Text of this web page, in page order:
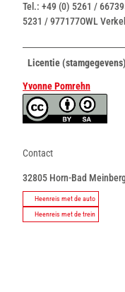
Tel.: +49 (0) 5261 /
5231 / 977177OWL
Licentie (stamgegevens)
Yvonne Pomrehn
Contact
32805 Horn-Bad
Heenreis met de auto
Heenreis met de trein